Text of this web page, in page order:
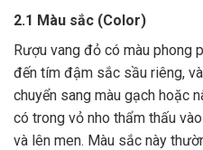
2.1 Màu sắc (Color)
Rượu vang đỏ có màu phong
đến tím đậm sắc sầu riêng,
chuyển sang màu gạch hoặc
có trong vỏ nho thẩm thấu
và lên men. Màu sắc này